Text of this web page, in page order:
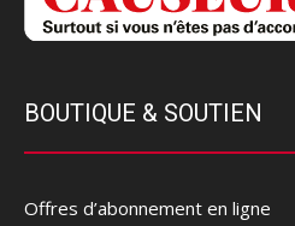
BOUTIQUE & SOUTIEN
Offres d’abonnement en ligne